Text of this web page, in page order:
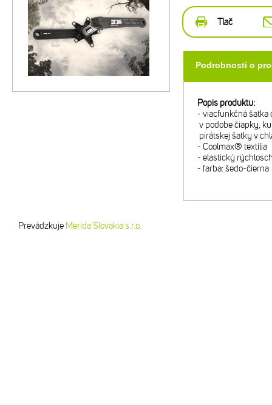
Tlač
Podrobnosti o
Popis produktu:
- viacfunkčná šatka
v podobe čiapky,
pirátskej šatky v
- Coolmax® textília
- elastický
- farba: šedo-čierna
Prevádzkuje Merida Slovakia s.r.o.